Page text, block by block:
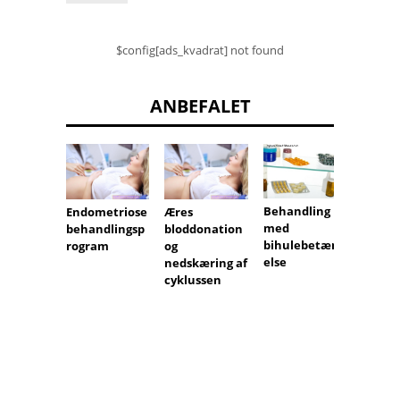
$config[ads_kvadrat] not found
ANBEFALET
Endometriose
behandlingsp
rogram
Æres
bloddonation
og
nedskæring af
cyklussen
Behandling
med
bihulebetænd
else